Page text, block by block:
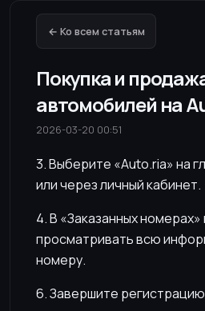
← Ко всем статьям
Покупка и
автомобилей на
2026-03-20 00:51
3. Выберите «Auto.ria» на
или через личный кабинет.
4. В «Заказанных
просматривать всю
номеру.
6. Завершите